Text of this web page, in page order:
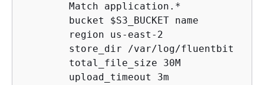
        Match application.*
        bucket $S3_BUCKET name
        region us-east-2
        store_dir /var/log/fluentbit
        total_file_size 30M
        upload_timeout 3m